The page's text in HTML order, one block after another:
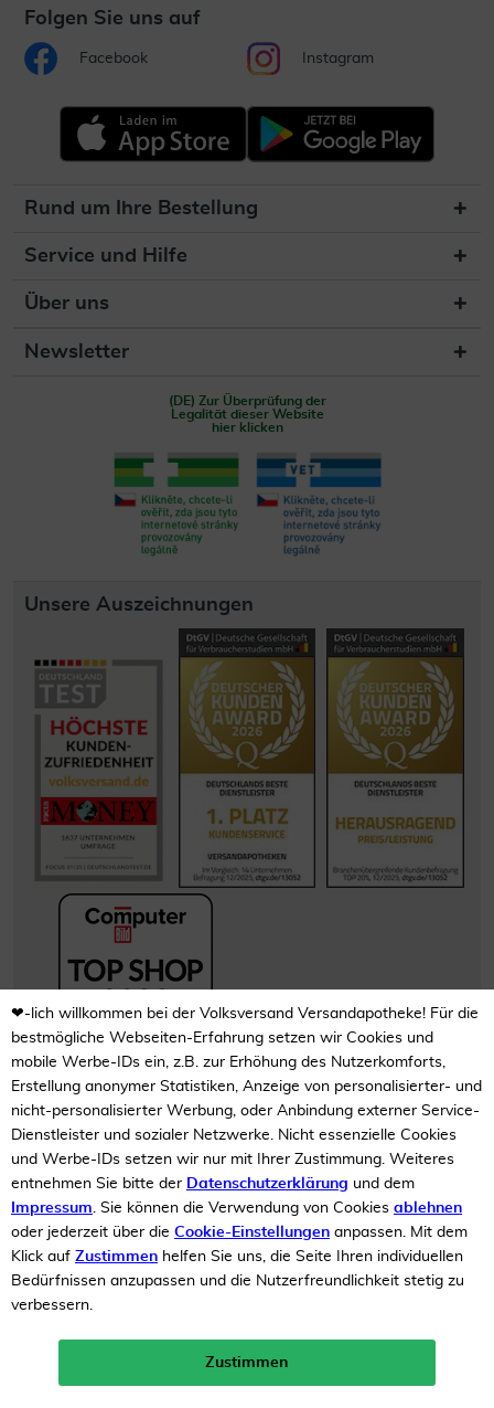
10%
Neukunden-Rabatt ab 49€!
mehr erfahren >
Folgen Sie uns auf
Facebook Instagram
Rund um Ihre Bestellung
Service und Hilfe
Über uns
Newsletter
(DE) Zur Überprüfung der
Legalität dieser Website
hier klicken
Unsere Auszeichnungen
Impressum
Alle Preise sind inkl. der gestzlichen MwSt. Preisänderungen und Irrtum vorbehalten. Die Lieferung
erfolgt nur innerhalb von Deutschland.
*AVP= Der einheitliche Produkt-Abgabepreis, der für den Ausnahmefall der Abgabe und
Abrechnung zu Lasten der gesetzlichen Krankenkassen (KK) vom Hersteller gegenüber der
Informationsstelle für Arzneispezialitäten GmbH (IFA) gem. § III 1, S. 2 AMG anzugeben ist und im
Summe der Einzel-AVP. Volksversand Versandapotheke liefert schnell, zuverlässig und diskret.
Schenken Sie uns Ihr Vertrauen und überzeugen Sie sich von den vielen Vorteilen unseres Online-
❤-lich willkommen bei der Volksversand Versandapotheke! Für die
bestmögliche Webseiten-Erfahrung setzen wir Cookies und
mobile Werbe-IDs ein, z.B. zur Erhöhung des Nutzerkomforts,
Erstellung anonymer Statistiken, Anzeige von personalisierter- und
nicht-personalisierter Werbung, oder Anbindung externer Service-
Dienstleister und sozialer Netzwerke. Nicht essenzielle Cookies
und Werbe-IDs setzen wir nur mit Ihrer Zustimmung. Weiteres
entnehmen Sie bitte der Datenschutzerklärung und dem
Impressum. Sie können die Verwendung von Cookies ablehnen
oder jederzeit über die Cookie-Einstellungen anpassen. Mit dem
Klick auf Zustimmen helfen Sie uns, die Seite Ihren individuellen
Bedürfnissen anzupassen und die Nutzerfreundlichkeit stetig zu
verbessern.
Zustimmen